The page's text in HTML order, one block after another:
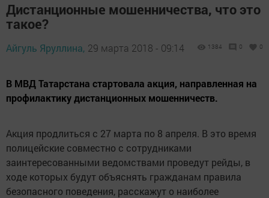
Дистанционные мошенничества, что это
такое?
Айгуль Яруллина, 29 марта 2018 - 09:14 1384 0 0
В МВД Татарстана стартовала акция, направленная на
профилактику дистанционных мошенничеств.
Акция продлиться с 27 марта по 8 апреля. В это время
полицейские совместно с сотрудниками
заинтересованными ведомствами проведут рейды, в
ходе которых будут объяснять гражданам правила
безопасного поведения, расскажут о наиболее